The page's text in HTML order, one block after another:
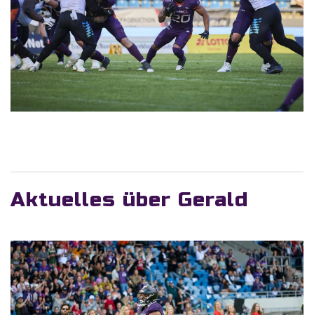
Aktuelles über Gerald